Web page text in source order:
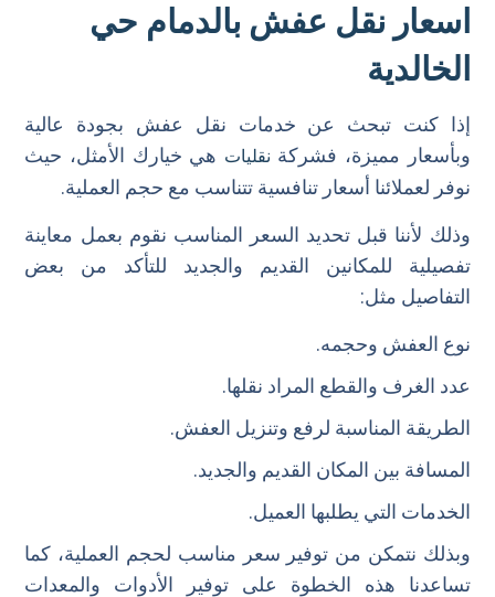
اسعار نقل عفش بالدمام حي
الخالدية
إذا كنت تبحث عن خدمات نقل عفش بجودة عالية
وبأسعار مميزة، فشركة نقليات هي خيارك الأمثل، حيث
نوفر لعملائنا أسعار تنافسية تتناسب مع حجم العملية.
وذلك لأننا قبل تحديد السعر المناسب نقوم بعمل معاينة
تفصيلية للمكانين القديم والجديد للتأكد من بعض
التفاصيل مثل:
نوع العفش وحجمه.
عدد الغرف والقطع المراد نقلها.
الطريقة المناسبة لرفع وتنزيل العفش.
المسافة بين المكان القديم والجديد.
الخدمات التي يطلبها العميل.
وبذلك نتمكن من توفير سعر مناسب لحجم العملية، كما
تساعدنا هذه الخطوة على توفير الأدوات والمعدات